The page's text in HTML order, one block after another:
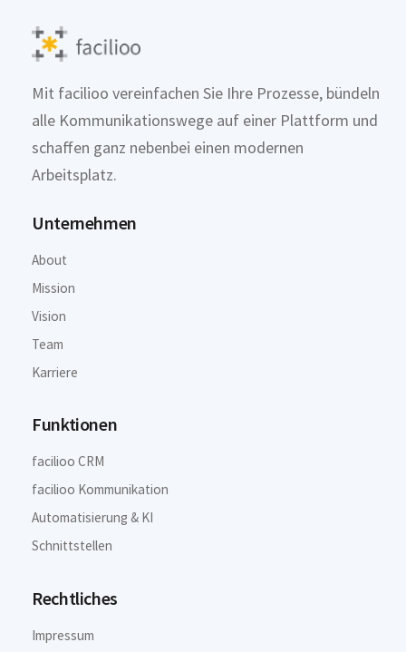
Mit facilioo vereinfachen Sie Ihre Prozesse, bündeln
alle Kommunikationswege auf einer Plattform und
schaffen ganz nebenbei einen modernen
Arbeitsplatz.
Unternehmen
About
Mission
Vision
Team
Karriere
Funktionen
facilioo CRM
facilioo Kommunikation
Automatisierung & KI
Schnittstellen
Rechtliches
Impressum